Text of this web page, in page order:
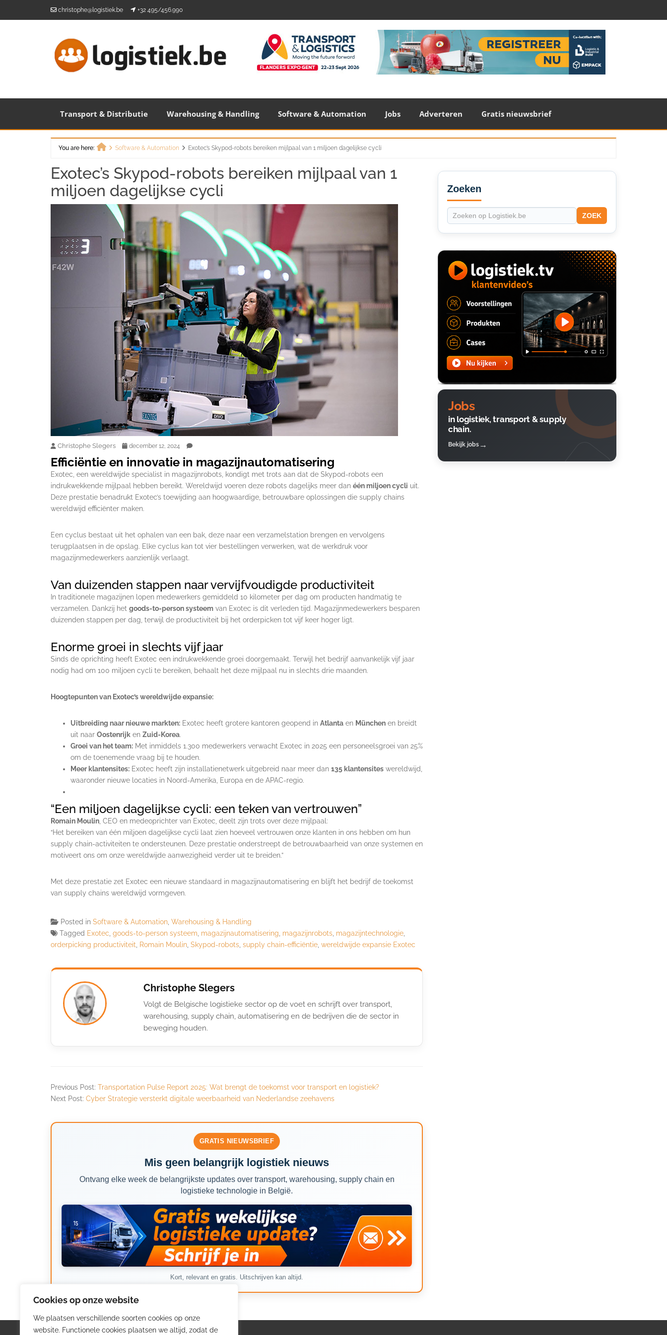
Cookies op onze website
We plaatsen verschillende soorten cookies op onze
website. Functionele cookies plaatsen we altijd, zodat de
christophe@logistiek.be +32 495/456.990
Transport & Distributie Warehousing & Handling Software & Automation Jobs Adverteren Gratis nieuwsbrief
You are here:
Software & Automation Exotec’s Skypod-robots bereiken mijlpaal van 1 miljoen dagelijkse cycli
Exotec’s Skypod-robots bereiken mijlpaal van 1
miljoen dagelijkse cycli
Christophe Slegers december 12, 2024
Efficiëntie en innovatie in magazijnautomatisering
Exotec, een wereldwijde specialist in magazijnrobots, kondigt met trots aan dat de Skypod-robots een
indrukwekkende mijlpaal hebben bereikt. Wereldwijd voeren deze robots dagelijks meer dan één miljoen cycli uit.
Deze prestatie benadrukt Exotec’s toewijding aan hoogwaardige, betrouwbare oplossingen die supply chains
wereldwijd efficiënter maken.
Een cyclus bestaat uit het ophalen van een bak, deze naar een verzamelstation brengen en vervolgens
terugplaatsen in de opslag. Elke cyclus kan tot vier bestellingen verwerken, wat de werkdruk voor
magazijnmedewerkers aanzienlijk verlaagt.
Van duizenden stappen naar vervijfvoudigde productiviteit
In traditionele magazijnen lopen medewerkers gemiddeld 10 kilometer per dag om producten handmatig te
verzamelen. Dankzij het goods-to-person systeem van Exotec is dit verleden tijd. Magazijnmedewerkers besparen
duizenden stappen per dag, terwijl de productiviteit bij het orderpicken tot vijf keer hoger ligt.
Enorme groei in slechts vijf jaar
Sinds de oprichting heeft Exotec een indrukwekkende groei doorgemaakt. Terwijl het bedrijf aanvankelijk vijf jaar
nodig had om 100 miljoen cycli te bereiken, behaalt het deze mijlpaal nu in slechts drie maanden.
Hoogtepunten van Exotec’s wereldwijde expansie:
Uitbreiding naar nieuwe markten: Exotec heeft grotere kantoren geopend in Atlanta en München en breidt
uit naar Oostenrijk en Zuid-Korea.
Groei van het team: Met inmiddels 1.300 medewerkers verwacht Exotec in 2025 een personeelsgroei van 25%
om de toenemende vraag bij te houden.
Meer klantensites: Exotec heeft zijn installatienetwerk uitgebreid naar meer dan 135 klantensites wereldwijd,
waaronder nieuwe locaties in Noord-Amerika, Europa en de APAC-regio.
“Een miljoen dagelijkse cycli: een teken van vertrouwen”
Romain Moulin , CEO en medeoprichter van Exotec, deelt zijn trots over deze mijlpaal:
“Het bereiken van één miljoen dagelijkse cycli laat zien hoeveel vertrouwen onze klanten in ons hebben om hun
supply chain-activiteiten te ondersteunen. Deze prestatie onderstreept de betrouwbaarheid van onze systemen en
motiveert ons om onze wereldwijde aanwezigheid verder uit te breiden.”
Met deze prestatie zet Exotec een nieuwe standaard in magazijnautomatisering en blijft het bedrijf de toekomst
van supply chains wereldwijd vormgeven.
Posted in Software & Automation Warehousing & Handling
Tagged Exotec goods-to-person systeem magazijnautomatisering magazijnrobots magazijntechnologie
orderpicking productiviteit
Romain Moulin Skypod-robots supply chain-efficiëntie wereldwijde expansie Exotec
Christophe Slegers
Volgt de Belgische logistieke sector op de voet en schrijft over transport,
warehousing, supply chain, automatisering en de bedrijven die de sector in
beweging houden.
Previous Post: Transportation Pulse Report 2025: Wat brengt de toekomst voor transport en logistiek?
Next Post: Cyber Strategie versterkt digitale weerbaarheid van Nederlandse zeehavens
GRATIS NIEUWSBRIEF
Mis geen belangrijk logistiek nieuws
Ontvang elke week de belangrijkste updates over transport, warehousing, supply chain en
logistieke technologie in België.
Kort, relevant en gratis. Uitschrijven kan altijd.
Secondary
Sidebar
Zoeken
ZOEK
Jobs
in logistiek, transport & supply
chain.
Bekijk jobs